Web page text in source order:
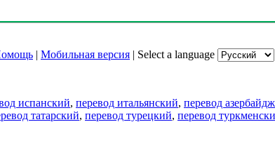
| Мобильная версия | Select a language
испанский, перевод итальянский, перевод
татарский, перевод турецкий, перевод